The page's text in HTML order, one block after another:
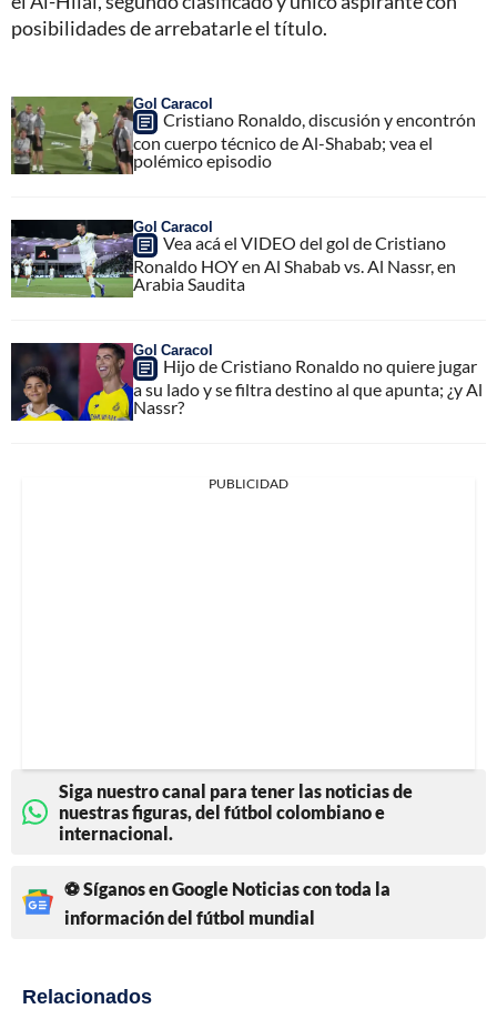
posibilidades de arrebatarle el título.
Gol Caracol
Cristiano Ronaldo, discusión y encontrón
con cuerpo técnico de Al-Shabab; vea el
polémico episodio
Gol Caracol
Vea acá el VIDEO del gol de Cristiano
Ronaldo HOY en Al Shabab vs. Al Nassr, en
Arabia Saudita
Gol Caracol
Hijo de Cristiano Ronaldo no quiere jugar
a su lado y se filtra destino al que apunta; ¿y Al
Nassr?
PUBLICIDAD
Siga nuestro canal para tener las noticias de
nuestras figuras, del fútbol colombiano e
internacional.
⚽ Síganos en Google Noticias con toda la
información del fútbol mundial
Relacionados